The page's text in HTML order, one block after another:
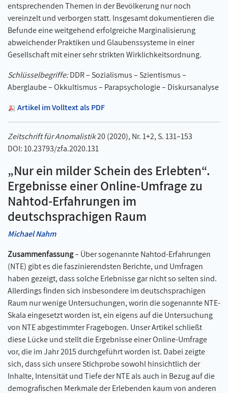
entsprechenden Themen in der Bevölkerung nur noch
vereinzelt und verborgen statt. Insgesamt dokumentieren die
Befunde eine weitgehend erfolgreiche Marginalisierung
abweichender Praktiken und Glaubenssysteme in einer
Gesellschaft mit einer sehr strikten Wirklichkeitsordnung.
Schlüsselbegriffe:DDR – Sozialismus – Szientismus –
Aberglaube – Okkultismus – Parapsychologie – Diskursanalyse
Artikel im Volltext als PDF
Zeitschrift für Anomalistik20 (2020), Nr. 1+2, S. 131–153
DOI: 10.23793/zfa.2020.131
„Nur ein milder Schein des Erlebten“.
Ergebnisse einer Online-Umfrage zu
Nahtod-Erfahrungen im
deutschsprachigen Raum
Michael Nahm
Zusammenfassung– Über sogenannte Nahtod-Erfahrungen
(NTE) gibt es die faszinierendsten Berichte, und Umfragen
haben gezeigt, dass solche Erlebnisse gar nicht so selten sind.
Allerdings finden sich insbesondere im deutschsprachigen
Raum nur wenige Untersuchungen, worin die sogenannte NTE-
Skala eingesetzt worden ist, ein eigens auf die Untersuchung
von NTE abgestimmter Fragebogen. Unser Artikel schließt
diese Lücke und stellt die Ergebnisse einer Online-Umfrage
vor, die im Jahr 2015 durchgeführt worden ist. Dabei zeigte
sich, dass sich unsere Stichprobe sowohl hinsichtlich der
Inhalte, Intensität und Tiefe der NTE als auch in Bezug auf die
demografischen Merkmale der Erlebenden kaum von anderen